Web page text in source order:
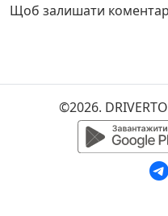
Щоб залишати
©2026.